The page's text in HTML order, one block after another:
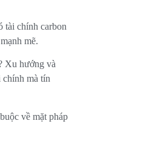
tài chính carbon
mẽ.
Xu hướng và
chính mà tín
về mặt pháp